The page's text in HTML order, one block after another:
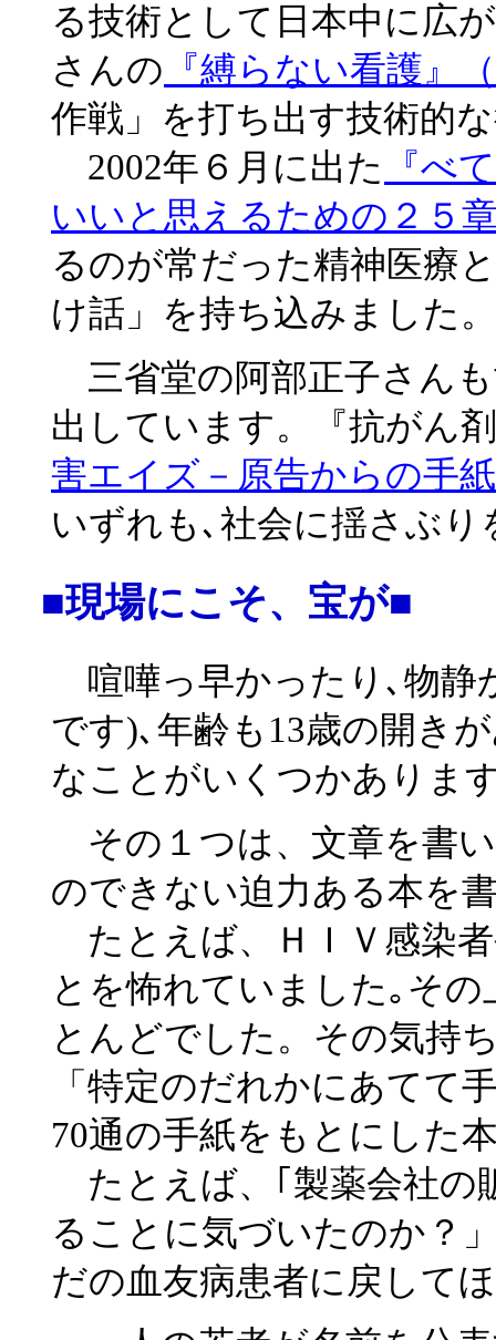
る技術として日本中に広
さんの 『縛らない看護』
作戦」を打ち出す技術的
2002年６月に出た
『べ
いいと思えるための２５
るのが常だった精神医療
け話」を持ち込みました。
三省堂の阿部正子さん
出しています。『抗がん
害エイズ－原告からの手
いずれも､社会に揺さぶ
■現場にこそ、宝が■
喧嘩っ早かったり､物静
です)､年齢も13歳の開き
なことがいくつかありま
その１つは、文章を書
のできない迫力ある本を
たとえば、ＨＩＶ感染
とを怖れていました｡そ
とんどでした。その気持
「特定のだれかにあてて
70通の手紙をもとにした
たとえば、｢製薬会社の
ることに気づいたのか？
だの血友病患者に戻して